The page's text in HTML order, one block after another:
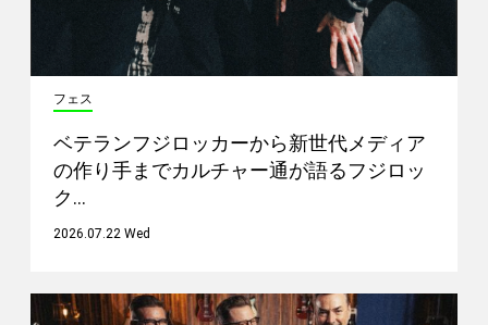
フェス
ベテランフジロッカーから新世代メディア
の作り手までカルチャー通が語るフジロッ
ク…
2026.07.22 Wed